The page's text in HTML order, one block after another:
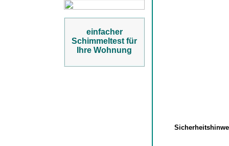
einfacher
Schimmeltest für
Ihre Wohnung